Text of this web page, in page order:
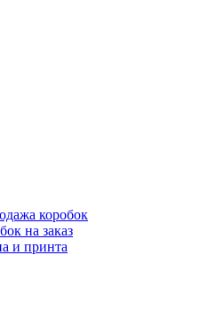
коробок
на заказ
и принта